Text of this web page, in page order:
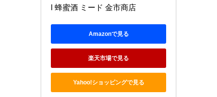
l 蜂蜜酒 ミード 金市商店
Amazonで見る
楽天市場で見る
Yahoo!ショッピングで見る